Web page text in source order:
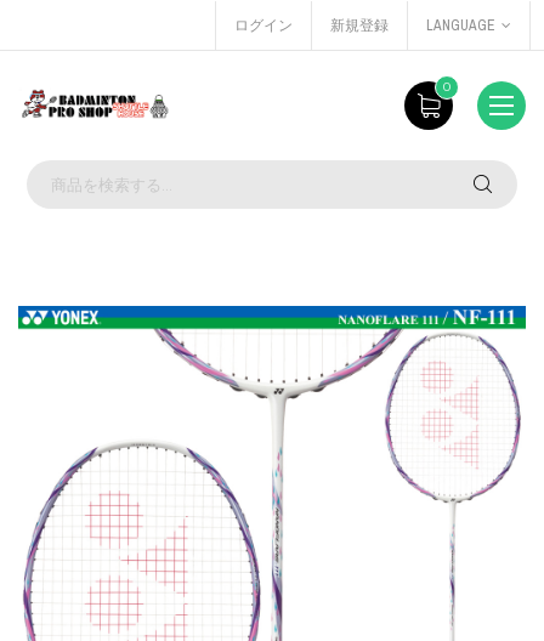
ログイン 新規登録 LANGUAGE
0